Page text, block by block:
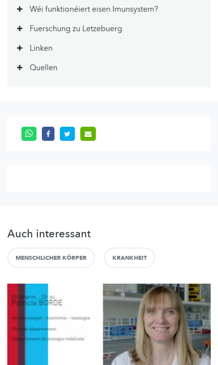
Wéi funktionéiert eisen Imunsystem?
Fuerschung zu Letzebuerg
Linken
Quellen
Auch interessant
MENSCHLICHER KÖRPER KRANKHEIT